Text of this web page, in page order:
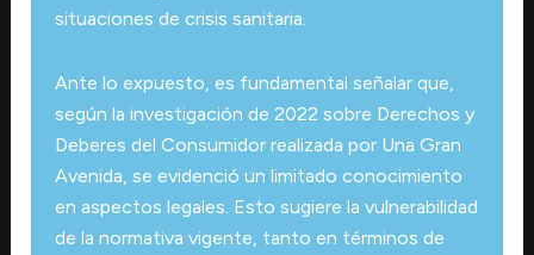
situaciones de crisis sanitaria.
Ante lo expuesto, es fundamental señalar que,
según la investigación de 2022 sobre Derechos y
Deberes del Consumidor realizada por Una Gran
Avenida, se evidenció un limitado conocimiento
en aspectos legales. Esto sugiere la vulnerabilidad
de la normativa vigente, tanto en términos de